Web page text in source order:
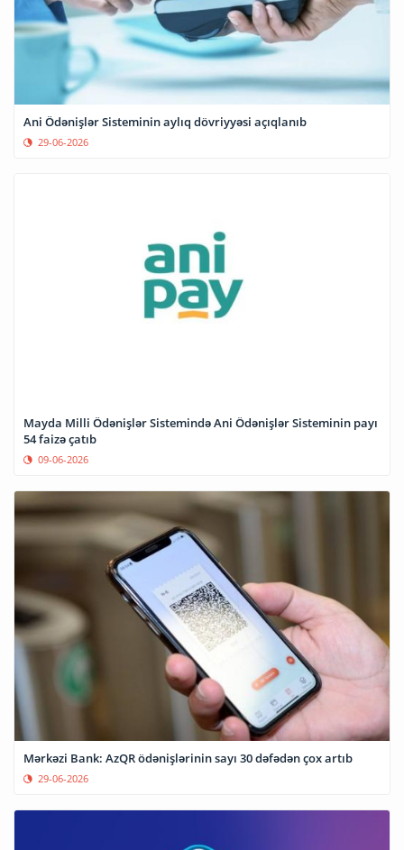
Ani Ödənişlər Sisteminin aylıq dövriyyəsi açıqlanıb
29-06-2026
Mayda Milli Ödənişlər Sistemində Ani Ödənişlər Sisteminin payı
54 faizə çatıb
09-06-2026
Mərkəzi Bank: AzQR ödənişlərinin sayı 30 dəfədən çox artıb
29-06-2026